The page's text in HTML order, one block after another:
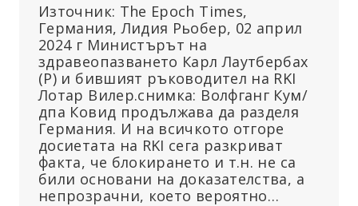
Източник: The Epoch Times,
Германия, Лидия Рьобер, 02 април
2024 г Министърът на
здравеопазването Карл Лаутбербах
(Р) и бившият ръководител на RKI
Лотар Вилер.снимка: Волфганг Кум/
дпа Ковид продължава да разделя
Германия. И на всичкото отгоре
досиетата на RKI сега разкриват
факта, че блокирането и т.н. не са
били основани на доказателства, а
непрозрачни, което вероятно…